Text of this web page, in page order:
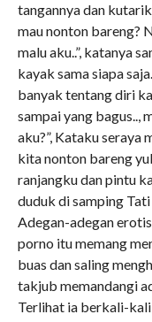
tangannya dan
mau nonton bareng?
malu aku..”, katanya
kayak sama siapa
banyak tentang diri
sampai yang bagus..,
aku?”, Kataku seraya
kita nonton bareng
ranjangku dan pintu
duduk di samping
Adegan-adegan
porno itu memang
buas dan saling
takjub memandangi
Terlihat ia berkali-kali